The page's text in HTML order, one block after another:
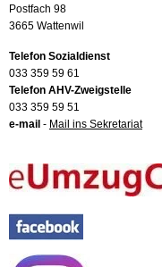
Postfach 98
3665 Wattenwil
Telefon Sozialdienst
033 359 59 61
Telefon AHV-Zweigstelle
033 359 59 51
e-mail - Mail ins Sekretariat